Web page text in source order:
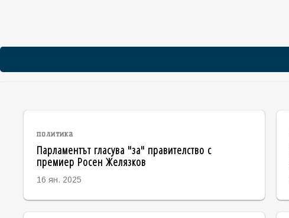
политика
Парламентът гласува "за" правителство с
премиер Росен Желязков
16 ян. 2025